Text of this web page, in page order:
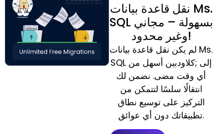
نقل قاعدة بيانات Ms.
SQL بسهولة – مجاني
وغير محدود!
لم يكن نقل قاعدة بيانات Ms.
SQL إلى ;كلاودبين أسهل من
أي وقت مضى. نضمن لك
انتقالًا سلسًا لتتمكن من
التركيز على توسيع نطاق
تطبيقاتك دون أي عوائق.